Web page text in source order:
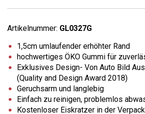
Artikelnummer: GL0327G
1,5cm umlaufender erhöhter Rand
hochwertiges ÖKO Gummi für
Exklusives Design- Von Auto Bild
(Quality and Design Award 2018)
Geruchsarm und langlebig
Einfach zu reinigen, problemlos
Kostenloser Eiskratzer in der